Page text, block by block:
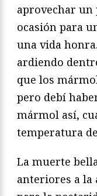
aprovechar
ocasión para
una vida
ardiendo
que los
pero debí
mármol así,
temperatura
La muerte
anteriores a la